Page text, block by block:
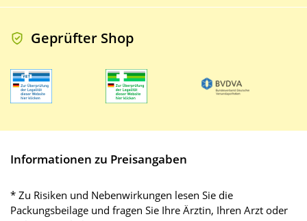
Geprüfter Shop
Informationen zu Preisangaben
* Zu Risiken und Nebenwirkungen lesen Sie die
Packungsbeilage und fragen Sie Ihre Ärztin, Ihren Arzt oder